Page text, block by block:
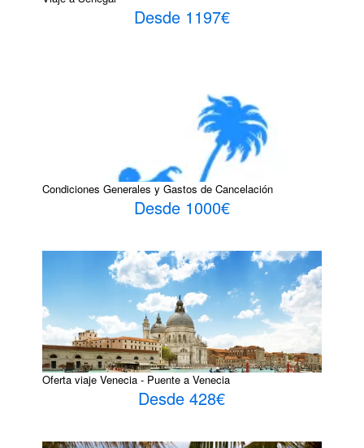
Desde 1197€
Condiciones Generales y Gastos de Cancelación
Desde 1000€
Oferta viaje Venecia - Puente a Venecia
Desde 428€